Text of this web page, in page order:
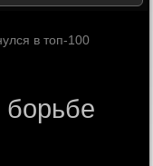
в топ-100